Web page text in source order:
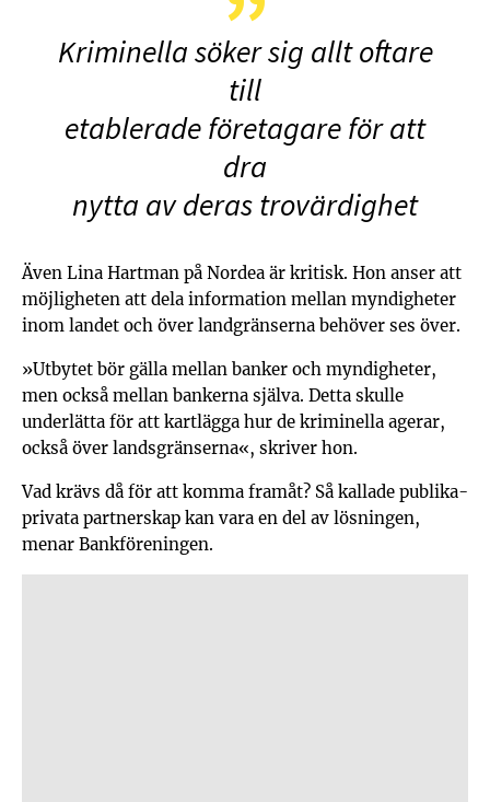
Kriminella söker sig allt oftare
till
etablerade företagare för att
dra
nytta av deras trovärdighet
Även Lina Hartman på Nordea är kritisk. Hon anser att
möjligheten att dela information mellan myndigheter
inom landet och över landgränserna behöver ses över.
»Utbytet bör gälla mellan banker och myndigheter,
men också mellan bankerna själva. Detta skulle
underlätta för att kartlägga hur de kriminella agerar,
också över landsgränserna«, skriver hon.
Vad krävs då för att komma framåt? Så kallade publika-
privata partnerskap kan vara en del av lösningen,
menar Bankföreningen.